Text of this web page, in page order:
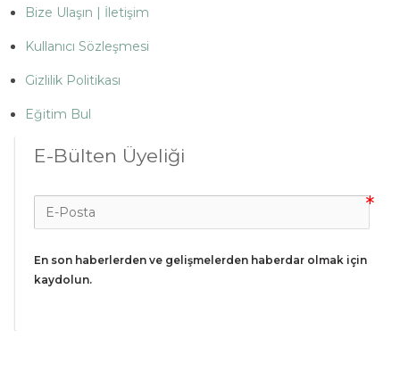
Bize Ulaşın | İletişim
Kullanıcı Sözleşmesi
Gizlilik Politikası
Eğitim Bul
E-Bülten Üyeliği
En son haberlerden ve gelişmelerden haberdar olmak için
kaydolun.